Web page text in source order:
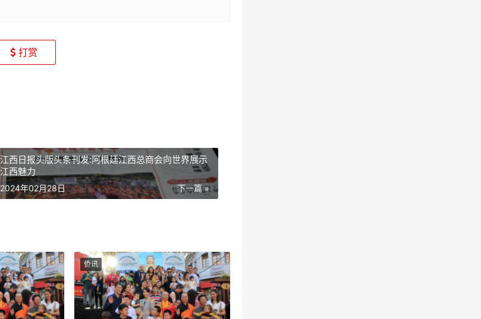
打赏
江西日报头版头条刊发:阿根廷江西总商会向世界展示
江西魅力
下一篇 »
2024年02月28日
侨讯